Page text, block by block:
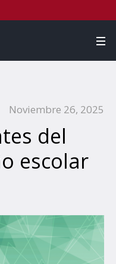
Noviembre 26, 2025
del
escolar